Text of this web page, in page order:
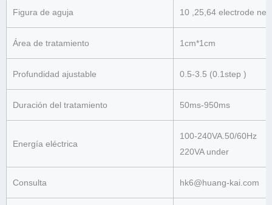
Figura de aguja 10 ,25,64 electrode
Área de tratamiento 1cm*1cm
Profundidad ajustable 0.5-3.5 (0.1step )
Duración del tratamiento 50ms-950ms
Energía eléctrica
100-240VA.50/60Hz
220VA under
Consulta hk6@huang-kai.com